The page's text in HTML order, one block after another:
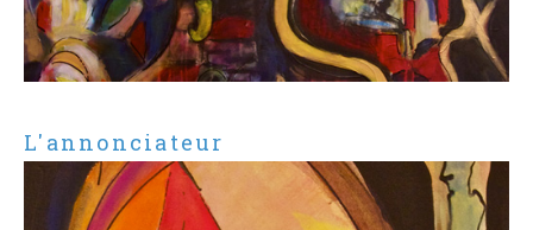
L'annonciateur